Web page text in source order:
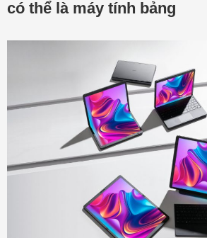
có thể là máy tính bảng